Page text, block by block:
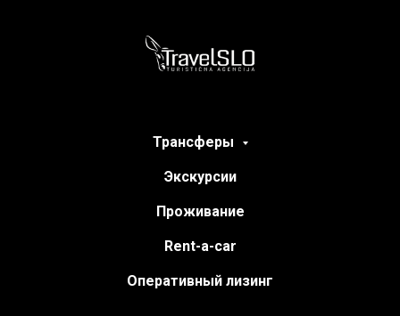
Трансферы
Экскурсии
Проживание
Rent-a-car
Оперативный лизинг